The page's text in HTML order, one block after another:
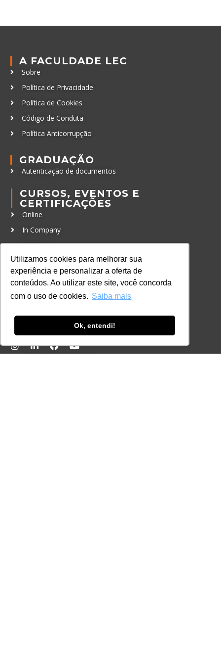
Utilizamos cookies para melhorar sua
experiência e personalizar a oferta de
conteúdos. Ao utilizar este site, você concorda
com o uso de cookies. Saiba mais
Ok, entendi!
A FACULDADE LEC
Sobre
Política de Privacidade
Política de Cookies
Código de Conduta
Política Anticorrupção
GRADUAÇÃO
Autenticação de documentos
CURSOS, EVENTOS E
CERTIFICAÇÕES
Online
In Company
Eventos
Certificações
CONTATO
+55 11 3259-2837
contato@lec.com.br
Ferramenta Antifraude